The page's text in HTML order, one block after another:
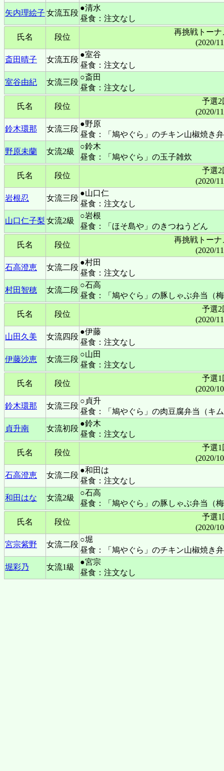
矢内理絵子 女流五段
●清水
昼食：注文なし
氏名 段位
再挑戦トー
(2020/
斎田晴子
女流五段
●室谷
昼食：注文なし
室谷由紀
女流三段
○斎田
昼食：注文なし
氏名 段位
予選2
(2020/
鈴木環那
女流三段
●野原
昼食：「鳩やぐら」のチキン山椒焼き
野原未蘭
女流2級
○鈴木
昼食：「鳩やぐら」の玉子雑炊
氏名 段位
予選2
(2020/
岩根忍
女流三段
●山口仁
昼食：注文なし
山口仁子梨 女流2級
○岩根
昼食：「ほそ島や」のきつねうどん
氏名 段位
再挑戦トー
(2020/
石高澄恵
女流二段
●村田
昼食：注文なし
村田智穂
女流二段
○石高
昼食：「鳩やぐら」の豚しゃぶ弁当（
氏名 段位
予選2
(2020/
山田久美
女流四段
●伊藤
昼食：注文なし
伊藤沙恵
女流三段
○山田
昼食：注文なし
氏名 段位
予選1
(2020/
鈴木環那
女流三段
○貞升
昼食：「鳩やぐら」の肉豆腐弁当（キ
貞升南
女流初段
●鈴木
昼食：注文なし
氏名 段位
予選1
(2020/
石高澄恵
女流二段
●和田は
昼食：注文なし
和田はな
女流2級
○石高
昼食：「鳩やぐら」の豚しゃぶ弁当（
氏名 段位
予選1
(2020/
宮宗紫野
女流二段
○堀
昼食：「鳩やぐら」のチキン山椒焼き
堀彩乃
女流1級
●宮宗
昼食：注文なし